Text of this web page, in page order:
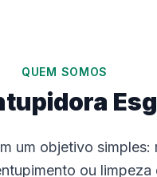
QUEM SOMOS
um objetivo simples:
ou limpeza